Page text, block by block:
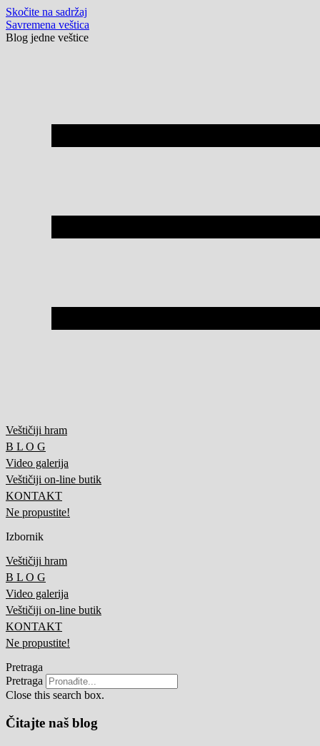
Skočite na sadržaj
Savremena veštica
Blog jedne veštice
Veštičiji hram
B L O G
Video galerija
Veštičiji on-line butik
KONTAKT
Ne propustite!
Izbornik
Veštičiji hram
B L O G
Video galerija
Veštičiji on-line butik
KONTAKT
Ne propustite!
Pretraga
Pretraga
Close this search box.
Čitajte naš blog